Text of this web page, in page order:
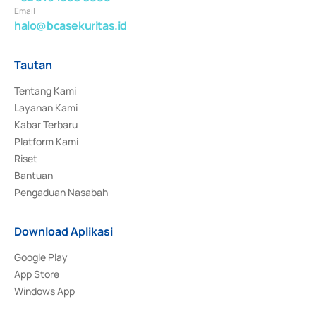
Email
halo@bcasekuritas.id
Tautan
Tentang Kami
Layanan Kami
Kabar Terbaru
Platform Kami
Riset
Bantuan
Pengaduan Nasabah
Download Aplikasi
Google Play
App Store
Windows App